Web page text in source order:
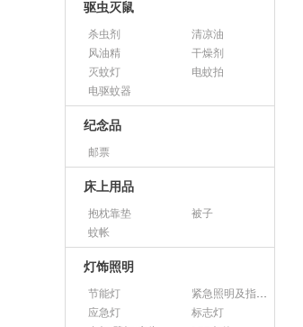
驱虫灭鼠
杀虫剂
清凉油
风油精
干燥剂
灭蚊灯
电蚊拍
电驱蚊器
纪念品
邮票
床上用品
抱枕靠垫
被子
蚊帐
灯饰照明
节能灯
紧急照明及指示灯
应急灯
标志灯